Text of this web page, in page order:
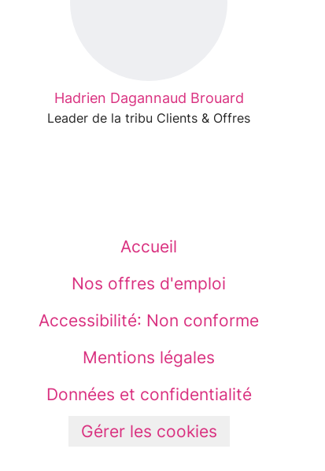
Hadrien Dagannaud Brouard
Leader de la tribu Clients & Offres
Accueil
Nos offres d'emploi
Accessibilité: Non conforme
Mentions légales
Données et confidentialité
Gérer les cookies